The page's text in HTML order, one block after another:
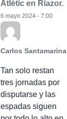
Atlétic en Riazor.
Carlos Santamarina
6 mayo 2024 - 7:00
Tan solo restan
tres jornadas por
disputarse y las
espadas siguen